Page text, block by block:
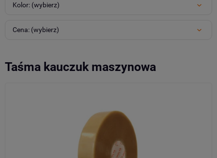
Kolor: (wybierz)
Cena: (wybierz)
Taśma kauczuk maszynowa